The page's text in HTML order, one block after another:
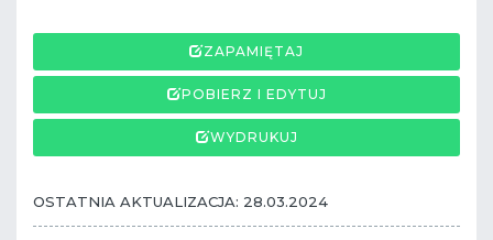
ZAPAMIĘTAJ
POBIERZ I EDYTUJ
WYDRUKUJ
OSTATNIA AKTUALIZACJA: 28.03.2024